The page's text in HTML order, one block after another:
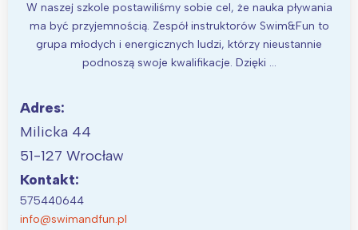
W naszej szkole postawiliśmy sobie cel, że nauka pływania
ma być przyjemnością. Zespół instruktorów Swim&Fun to
grupa młodych i energicznych ludzi, którzy nieustannie
podnoszą swoje kwalifikacje. Dzięki …
Adres:
Milicka 44
51-127 Wrocław
Kontakt:
575440644
info@swimandfun.pl